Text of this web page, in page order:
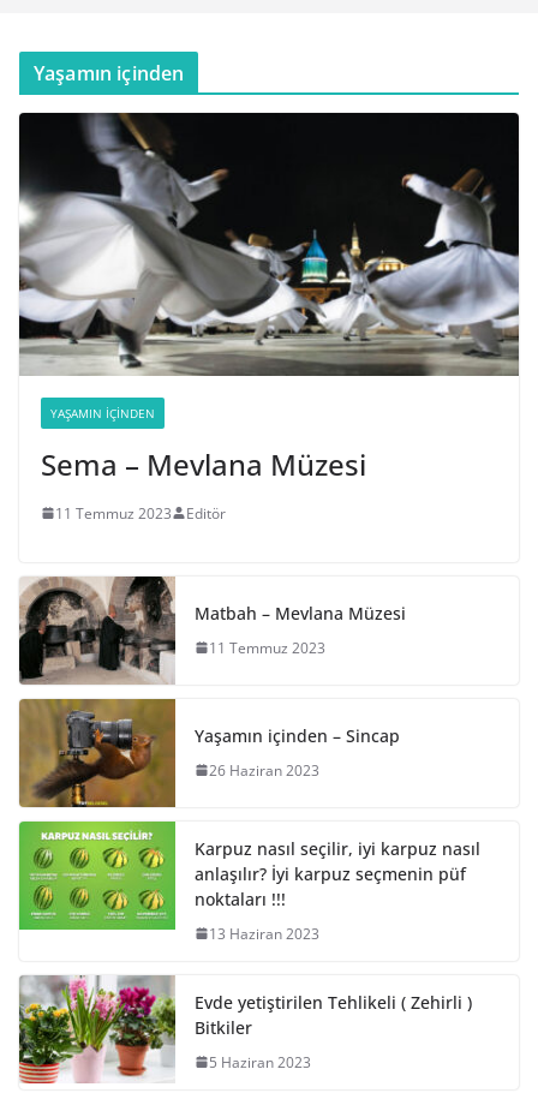
Yaşamın içinden
YAŞAMIN İÇINDEN
Sema – Mevlana Müzesi
11 Temmuz 2023 Editör
Matbah – Mevlana Müzesi
11 Temmuz 2023
Yaşamın içinden – Sincap
26 Haziran 2023
Karpuz nasıl seçilir, iyi karpuz nasıl
anlaşılır? İyi karpuz seçmenin püf
noktaları !!!
13 Haziran 2023
Evde yetiştirilen Tehlikeli ( Zehirli )
Bitkiler
5 Haziran 2023